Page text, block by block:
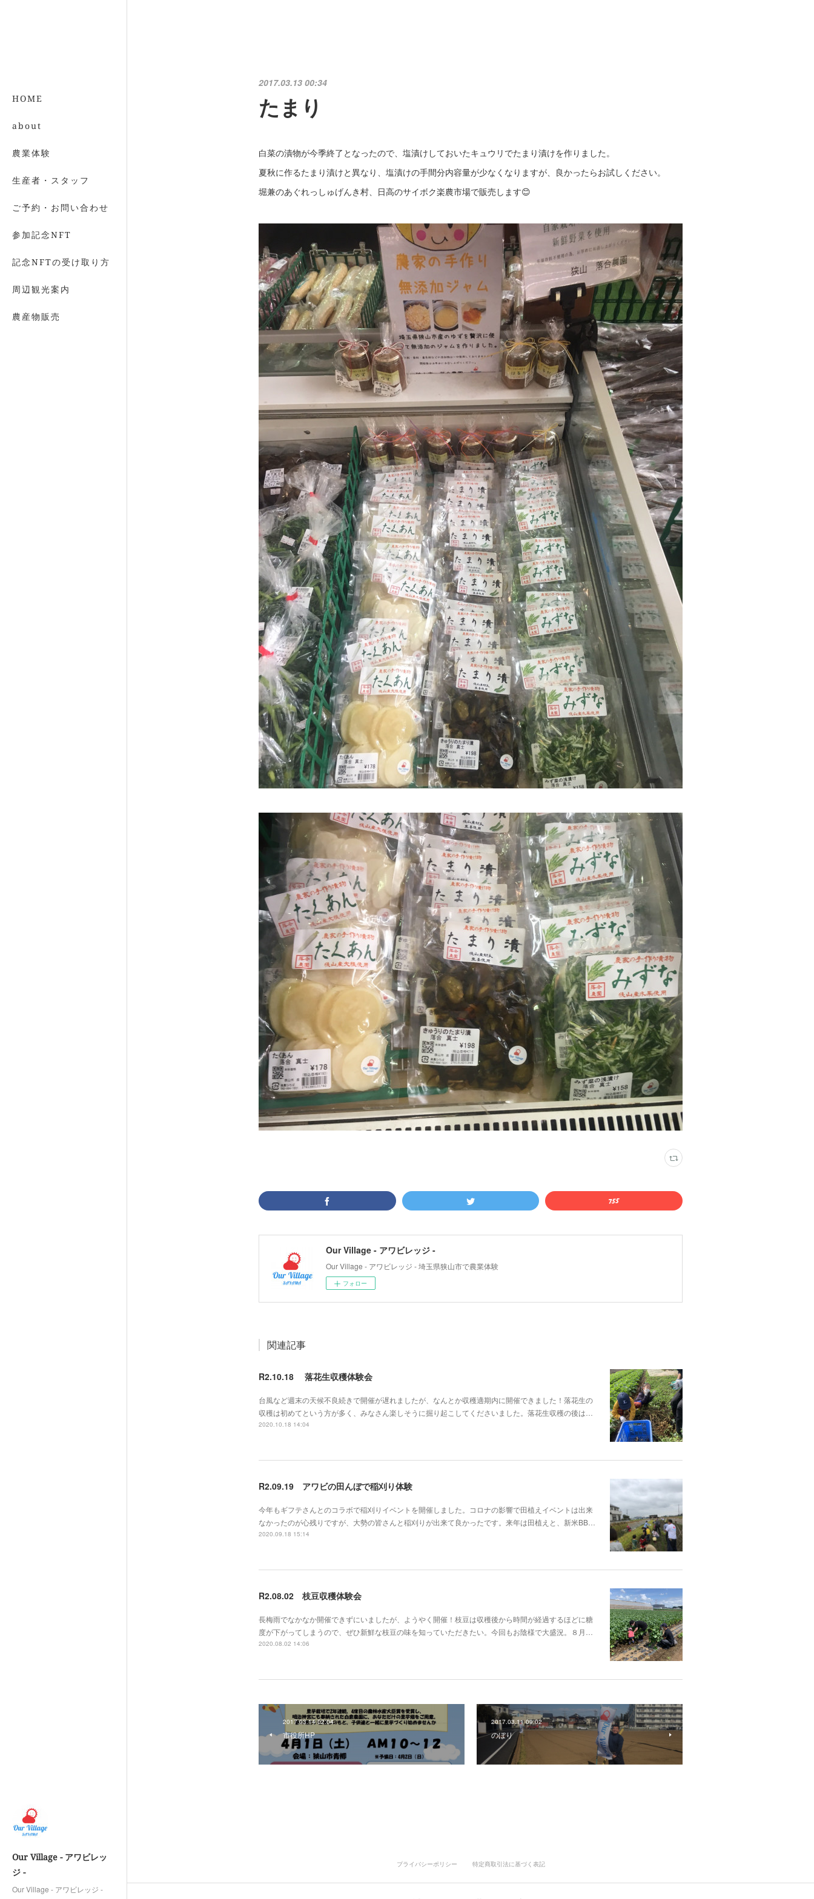
HOME
about
農業体験
生産者・スタッフ
ご予約・お問い合わせ
参加記念NFT
記念NFTの受け取り方
周辺観光案内
農産物販売
Our Village - アワビレッ
ジ -
Our Village - アワビレッジ -
2017.03.13 00:34
たまり
白菜の漬物が今季終了となったので、塩漬けしておいたキュウリでたまり漬けを作りました。
夏秋に作るたまり漬けと異なり、塩漬けの手間分内容量が少なくなりますが、良かったらお試しください。
堀兼のあぐれっしゅげんき村、日高のサイボク楽農市場で販売します😊
Our Village - アワビレッジ -
Our Village - アワビレッジ - 埼玉県狭山市で農業体験
フォロー
関連記事
R2.10.18 落花生収穫体験会
台風など週末の天候不良続きで開催が遅れましたが、なんとか収穫適期内に開催できました！落花生の
収穫は初めてという方が多く、みなさん楽しそうに掘り起こしてくださいました。落花生収穫の後は…
2020.10.18 14:04
R2.09.19 アワビの田んぼで稲刈り体験
今年もギフテさんとのコラボで稲刈りイベントを開催しました。コロナの影響で田植えイベントは出来
なかったのが心残りですが、大勢の皆さんと稲刈りが出来て良かったです。来年は田植えと、新米BB…
2020.09.18 15:14
R2.08.02 枝豆収穫体験会
長梅雨でなかなか開催できずにいましたが、ようやく開催！枝豆は収穫後から時間が経過するほどに糖
度が下がってしまうので、ぜひ新鮮な枝豆の味を知っていただきたい。今回もお陰様で大盛況。８月…
2020.08.02 14:06
2017.03.14 02:04
市役所HP
2017.03.11 09:02
のぼり
プライバシーポリシー 特定商取引法に基づく表記